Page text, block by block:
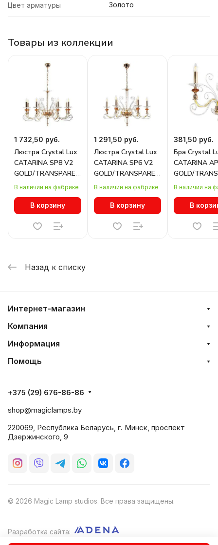
Цвет арматуры Золото
Товары из коллекции
1 732,50 руб.
Люстра Crystal Lux
CATARINA SP8 V2
GOLD/TRANSPARENT-
COGNAC
В наличии на фабрике
В корзину
1 291,50 руб.
Люстра Crystal Lux
CATARINA SP6 V2
GOLD/TRANSPARENT-
COGNAC
В наличии на фабрике
В корзину
381,50 руб.
Бра Crystal
CATARINA
GOLD/
COGNAC
В наличии на
В
Назад к списку
Интернет-магазин
Компания
Информация
Помощь
+375 (29) 676-86-86
shop@magiclamps.by
220069, Республика Беларусь, г. Минск, проспект
Дзержинского, 9
© 2026 Magic Lamp studios. Все права защищены.
Разработка сайта: